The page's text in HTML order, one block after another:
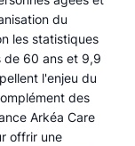
du
les statistiques
de 60 ans et 9,9
l'enjeu du
des
Arkéa Care
offrir une